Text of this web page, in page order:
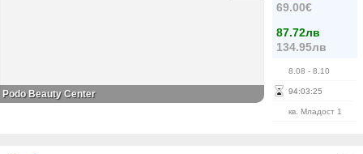
69.00€
87.72лв
134.95лв
8.08 - 8.10
94:03:24
кв. Младост 1
Podo Beauty Center